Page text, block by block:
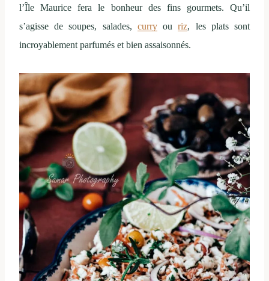
l’Île Maurice fera le bonheur des fins gourmets. Qu’il
s’agisse de soupes, salades, curryouriz, les plats sont
incroyablement parfumés et bien assaisonnés.